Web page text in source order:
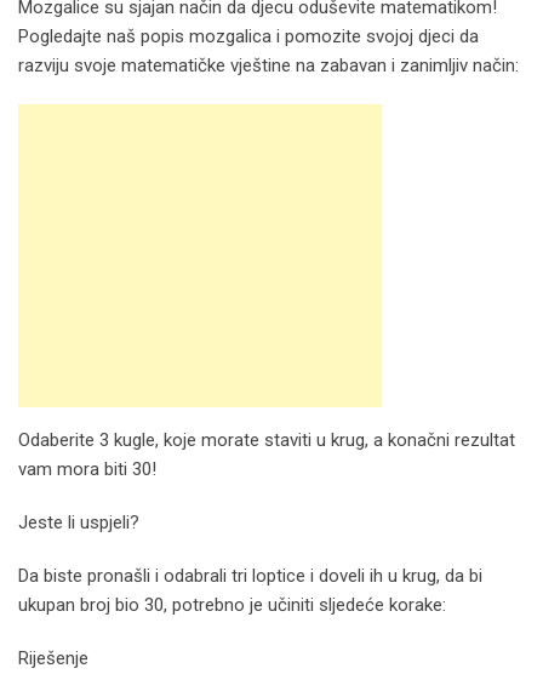
Mozgalice su sjajan način da djecu oduševite matematikom!
Pogledajte naš popis mozgalica i pomozite svojoj djeci da
razviju svoje matematičke vještine na zabavan i zanimljiv način:
Odaberite 3 kugle, koje morate staviti u krug, a konačni rezultat
vam mora biti 30!
Jeste li uspjeli?
Da biste pronašli i odabrali tri loptice i doveli ih u krug, da bi
ukupan broj bio 30, potrebno je učiniti sljedeće korake:
Riješenje